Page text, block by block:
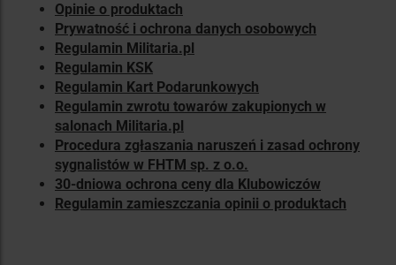
Opinie o produktach
Prywatność i ochrona danych osobowych
Regulamin Militaria.pl
Regulamin KSK
Regulamin Kart Podarunkowych
Regulamin zwrotu towarów zakupionych w
salonach Militaria.pl
Procedura zgłaszania naruszeń i zasad ochrony
sygnalistów w FHTM sp. z o.o.
30-dniowa ochrona ceny dla Klubowiczów
Regulamin zamieszczania opinii o produktach